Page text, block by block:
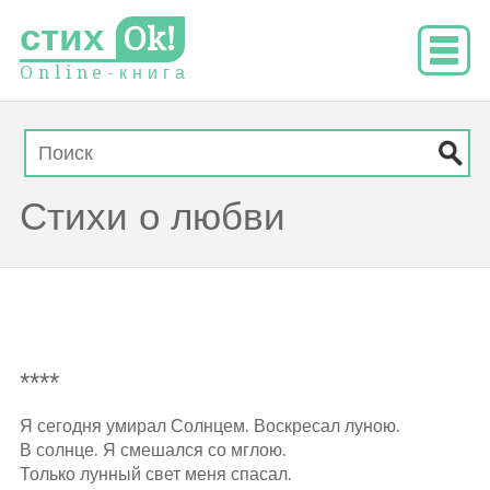
стих Ok!
O n l i n e - к н и г а
Стихи о любви
****
Я сегодня умирал Солнцем. Воскресал луною.
В солнце. Я смешался со мглою.
Только лунный свет меня спасал.